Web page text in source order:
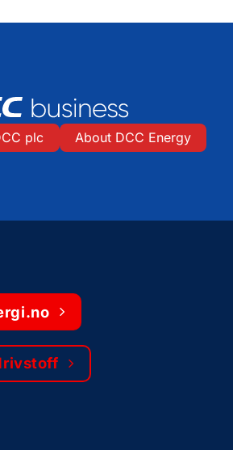
plc About DCC Energy